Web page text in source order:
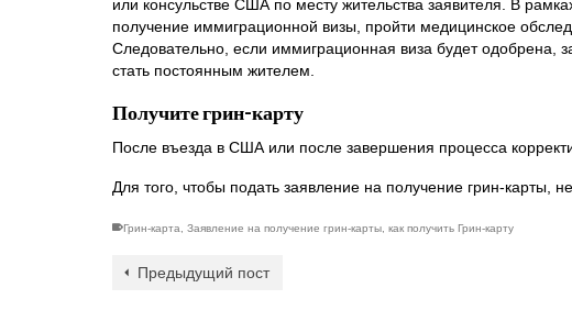
или консульстве США по месту жительства заявителя. В
получение иммиграционной визы, пройти медицинское
Следовательно, если иммиграционная виза будет одобрена,
стать постоянным жителем.
Получите грин-карту
После въезда в США или после завершения процесса
Для того, чтобы подать заявление на получение грин-карты,
Грин-карта Заявление на получение грин-карты как получить Грин-карту
Предыдущий пост